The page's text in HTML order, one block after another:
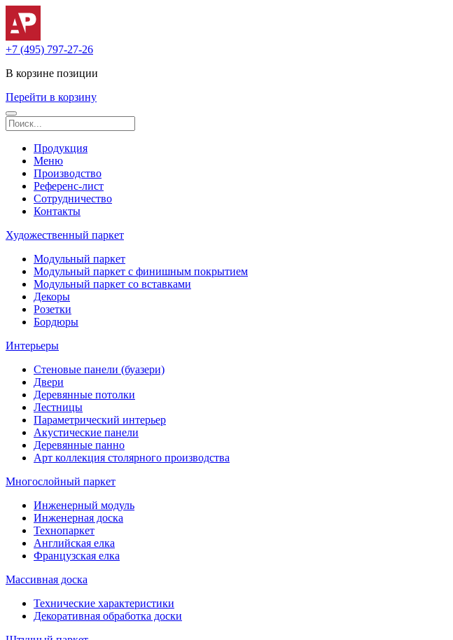
+7 (495) 797-27-26
В корзине позиции
Перейти в корзину
Продукция
Меню
Производство
Референс-лист
Сотрудничество
Контакты
Художественный паркет
Модульный паркет
Модульный паркет с финишным покрытием
Модульный паркет со вставками
Декоры
Розетки
Бордюры
Интерьеры
Стеновые панели (буазери)
Двери
Деревянные потолки
Лестницы
Параметрический интерьер
Акустические панели
Деревянные панно
Арт коллекция столярного производства
Многослойный паркет
Инженерный модуль
Инженерная доска
Технопаркет
Английская елка
Французская елка
Массивная доска
Технические характеристики
Декоративная обработка доски